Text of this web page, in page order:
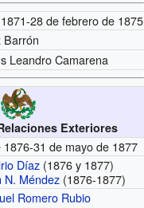
28 de febrero de 1875
Barrón
Leandro Camarena
Exteriores
31 de mayo de 1877
Díaz (1876 y 1877)
N. Méndez (1876-1877)
Romero Rubio